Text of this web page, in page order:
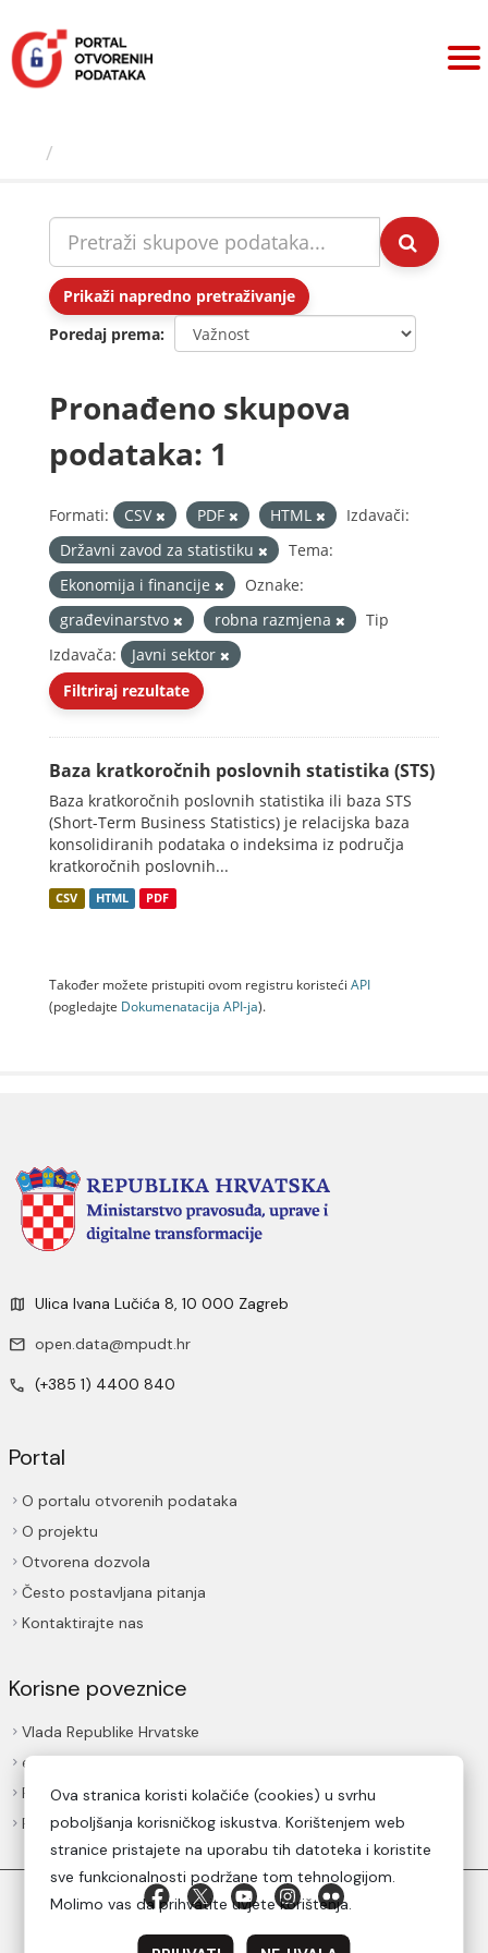
sadržaj
Prikaži napredno pretraživanje
Poredaj prema
Pronađeno skupova
podataka: 1
Formati: CSV PDF HTML
Izdavači:
Državni zavod za statistiku
Tema:
Ekonomija i financije
Oznake:
građevinarstvo
robna razmjena
Tip
Izdavača:
Javni sektor
Filtriraj rezultate
Baza kratkoročnih poslovnih statistika (STS)
Baza kratkoročnih poslovnih statistika ili baza STS
(Short-Term Business Statistics) je relacijska baza
konsolidiranih podataka o indeksima iz područja
kratkoročnih poslovnih...
CSV HTML PDF
Također možete pristupiti ovom registru koristeći API
(pogledajte Dokumenаtаcijа API-jа).